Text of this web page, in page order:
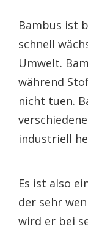
Bambus ist
schnell
Umwelt.
während
nicht tuen.
industriell
Es ist also
der sehr
wird er bei